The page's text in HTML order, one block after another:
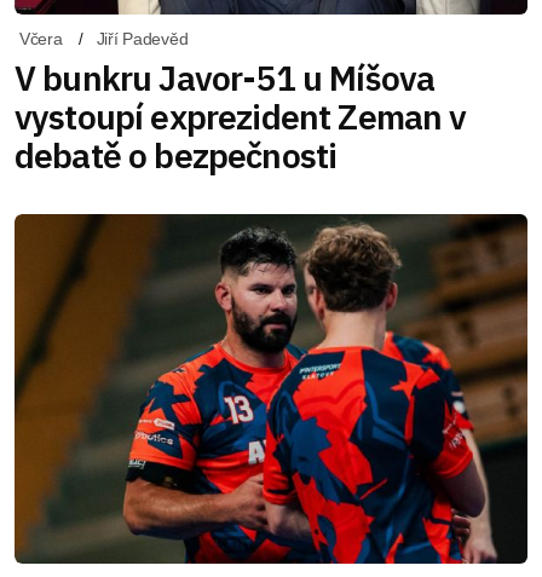
Včera Jiří Padevěd
V bunkru Javor-51 u Míšova
vystoupí exprezident Zeman v
debatě o bezpečnosti